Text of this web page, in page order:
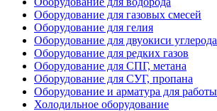
Оборудование для газовых смесей
Оборудование для гелия
Оборудование для двуокиси углерода
Оборудование для редких газов
Оборудование для СПГ, метана
Оборудование для СУГ, пропана
Оборудование и арматура для
Холодильное оборудование